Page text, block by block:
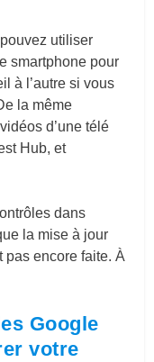
utiliser
smartphone pour
à l’autre si vous
la même
d’une télé
Hub, et
dans
la mise à jour
pas encore faite. À
Google
votre